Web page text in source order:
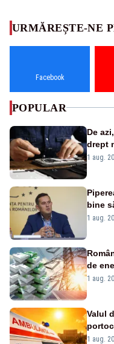
URMĂREȘTE-NE
Facebook
POPULAR
De
drept
un
1 aug.
bine
alertei
1 aug.
de
1 aug.
Valul
1 aug.